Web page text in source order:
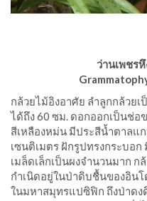
ว่านเพชร
กล้วยไม้อิงอาศัย​ ลำลูกกล้วย
ได้ถึง​ 60​ ซม.​ ดอกออกเป็นช่อ
สีเหลืองหม่น​ มีประสีน้ำตาลแ
เซนติเมตร ฝักรูปทรงกระบอก​
เมล็ดเล็กเป็นผงจำนวนมาก
กำเนิดอยู่ในป่าดิบชื้นของอิน
ในมหาสมุทรแปซิฟิก​ ถึงป่าด